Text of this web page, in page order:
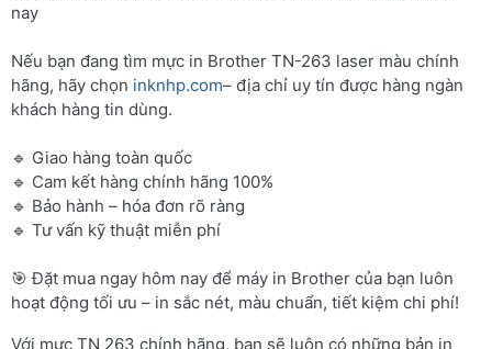
nay
Nếu bạn đang tìm mực in Brother TN-263 laser màu chính
hãng, hãy chọn inknhp.com– địa chỉ uy tín được hàng ngàn
khách hàng tin dùng.
🔹 Giao hàng toàn quốc
🔹 Cam kết hàng chính hãng 100%
🔹 Bảo hành – hóa đơn rõ ràng
🔹 Tư vấn kỹ thuật miễn phí
🎯 Đặt mua ngay hôm nay để máy in Brother của bạn luôn
hoạt động tối ưu – in sắc nét, màu chuẩn, tiết kiệm chi phí!
Với mực TN 263 chính hãng, bạn sẽ luôn có những bản in